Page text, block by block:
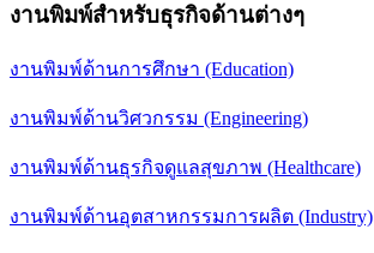
งานพิมพ์สำหรับธุรกิจด้านต่างๆ
งานพิมพ์ด้านการศึกษา (Education)
งานพิมพ์ด้านวิศวกรรม (Engineering)
งานพิมพ์ด้านธุรกิจดูแลสุขภาพ (Healthcare)
งานพิมพ์ด้านอุตสาหกรรมการผลิต (Industry)